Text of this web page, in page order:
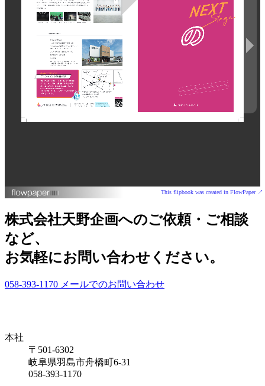
This flipbook was created in FlowPaper ↗
株式会社天野企画へのご依頼・ご相談
など、
お気軽にお問い合わせください。
058-393-1170 メールでのお問い合わせ
本社
〒501-6302
岐阜県羽島市舟橋町6-31
058-393-1170